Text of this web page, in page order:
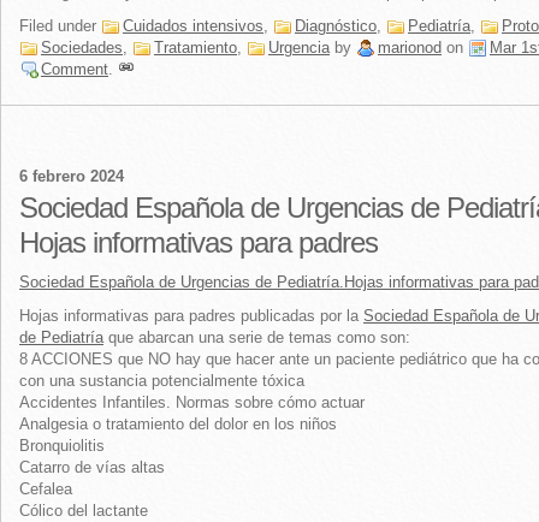
Filed under
Cuidados intensivos, Diagnóstico, Pediatría,
Sociedades, Tratamiento, Urgenciaby marionod on
Mar
Comment.
6 febrero 2024
Sociedad Española de Urgencias de
Hojas informativas para padres
Sociedad Española de Urgencias de Pediatría.Hojas informativas para
Hojas informativas para padres publicadas por la Sociedad Española de
de Pediatríaque abarcan una serie de temas como son:
8 ACCIONES que NO hay que hacer ante un paciente pediátrico que ha
con una sustancia potencialmente tóxica
Accidentes Infantiles. Normas sobre cómo actuar
Analgesia o tratamiento del dolor en los niños
Bronquiolitis
Catarro de vías altas
Cefalea
Cólico del lactante